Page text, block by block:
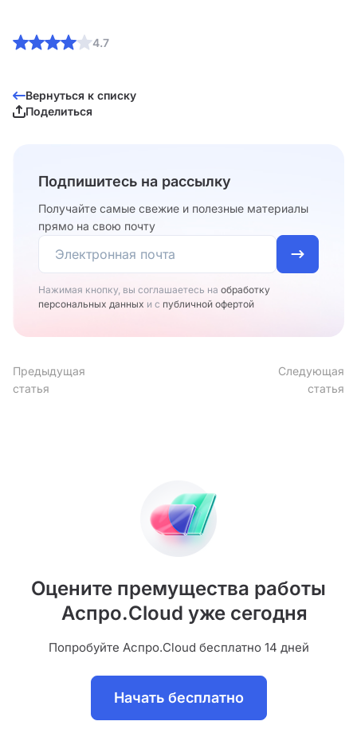
4.7
Вернуться к списку
Поделиться
Подпишитесь на рассылку
Получайте самые свежие и полезные материалы
прямо на свою почту
Нажимая кнопку, вы соглашаетесь на обработку
персональных данных и с публичной офертой
Предыдущая
статья
Следующая
статья
Оцените премущества работы
Аспро.Cloud уже сегодня
Попробуйте Аспро.Cloud бесплатно 14 дней
Начать бесплатно